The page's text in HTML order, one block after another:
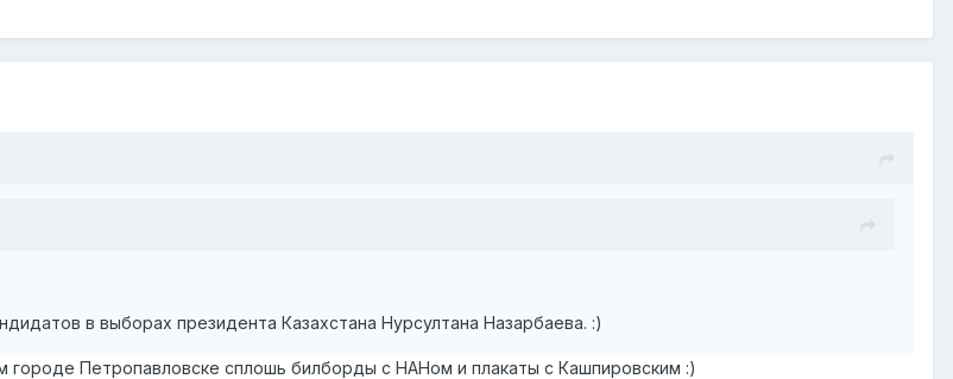
в выборах президента Казахстана Нурсултана Назарбаева. :)
Петропавловске сплошь билборды с НАНом и плакаты с Кашпировским :)